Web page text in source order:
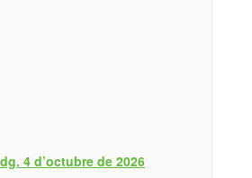
4 d’octubre de 2026